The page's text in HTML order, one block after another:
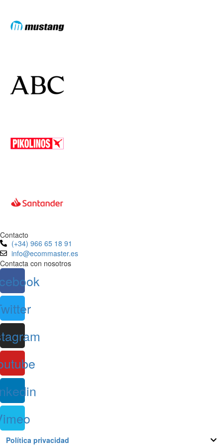
Contacto
(+34) 966 65 18 91
info@ecommaster.es
Contacta con nosotros
Política privacidad